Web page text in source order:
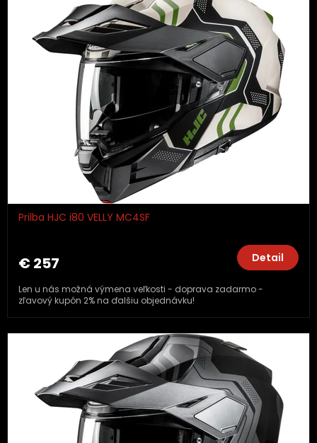
Prilba HJC i80 VELLY MC4SF
€ 257 Detail
Len u nás možná výmena veľkosti - doprava zadarmo -
zľavový kupón 2% na ďalšiu objednávku!